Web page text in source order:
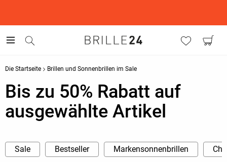
Die Startseite Brillen und Sonnenbrillen im Sale
Bis zu 50% Rabatt auf
ausgewählte Artikel
Sale Bestseller Markensonnenbrillen